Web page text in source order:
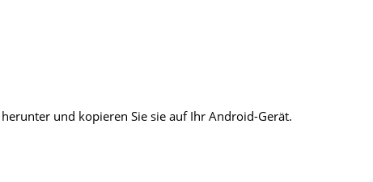
und kopieren Sie sie auf Ihr Android-Gerät.